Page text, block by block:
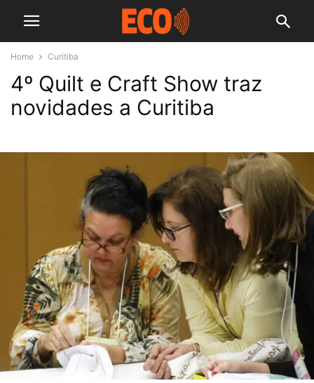
Home Curitiba
4º Quilt e Craft Show traz
novidades a Curitiba